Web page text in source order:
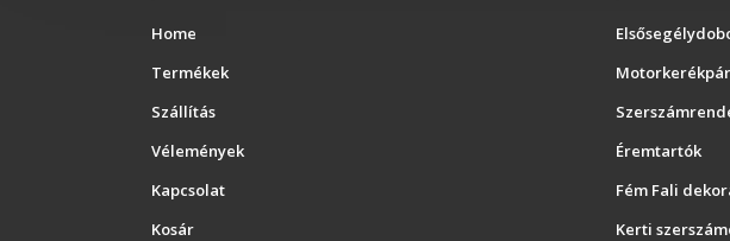
Home
Termékek
Szállítás
Vélemények
Kapcsolat
Kosár
Éremtartók
Fém Fali
Kerti